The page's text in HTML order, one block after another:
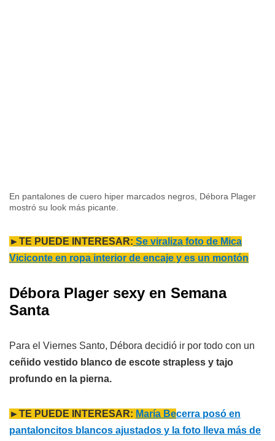
En pantalones de cuero hiper marcados negros, Débora Plager
mostró su look más picante.
►TE PUEDE INTERESAR: Se viraliza foto de Mica
Viciconte en ropa interior de encaje y es un montón
Débora Plager sexy en Semana
Santa
Para el Viernes Santo, Débora decidió ir por todo con un
ceñido vestido blanco de escote strapless y tajo
profundo en la pierna.
►TE PUEDE INTERESAR: María Becerra posó en
pantaloncitos blancos ajustados y la foto lleva más de